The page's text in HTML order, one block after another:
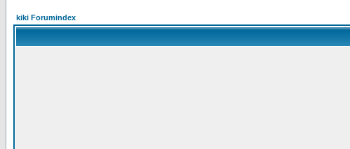
kiki Forumindex